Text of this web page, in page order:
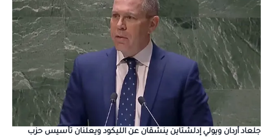
جلعاد أردان ويولي إدلشتاين ينشقان عن الليكود ويعلنان تأسيس حزب